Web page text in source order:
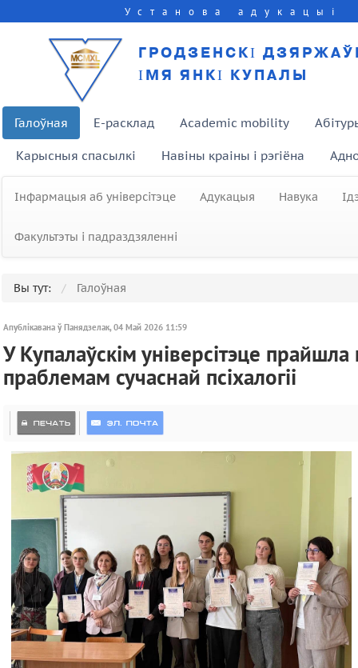
Установа адукацыі
ГРОДЗЕНСКІ
ІМЯ ЯНКІ КУПАЛЫ
Галоўная E-расклад Academic mobility
Карысныя спасылкі Навіны краіны і рэгіёна
Інфармацыя аб універсітэце Адукацыя Навука
Факультэты і падраздзяленні
Вы тут: Галоўная
Апублікавана ў Панядзелак, 04 Май 2026 11:59
У Купалаўскім універсітэце
праблемам сучаснай псіхалогіі